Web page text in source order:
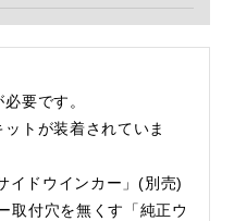
要です。
トが装着されていま
イドウインカー」(別売)
取付穴を無くす「純正ウ